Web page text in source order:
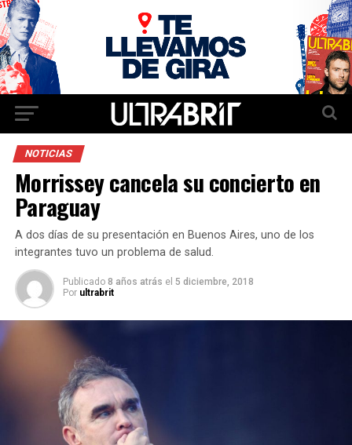
NOTICIAS
Morrissey cancela su concierto en
Paraguay
A dos días de su presentación en Buenos Aires, uno de los
integrantes tuvo un problema de salud.
Publicado 8 años atrás el 5 diciembre, 2018
Por ultrabrit